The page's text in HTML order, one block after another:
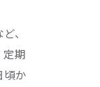
、
期
頃か